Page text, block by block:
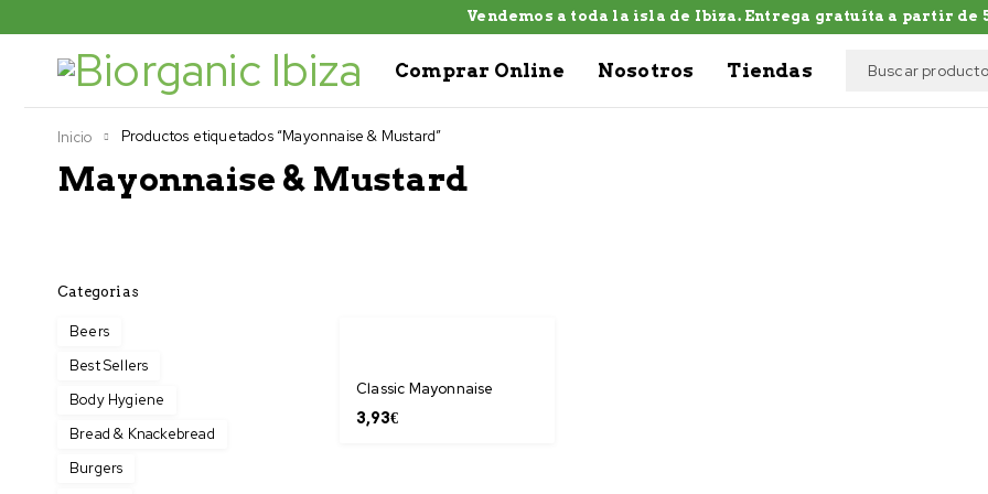
Vendemos a toda la isla de Ibiza. Entrega gratuíta a partir de
Comprar Online Nosotros Tiendas
Mayonnaise & Mustard
Inicio Productos etiquetados “Mayonnaise & Mustard”
Categorias
Beers
Best Sellers
Body Hygiene
Bread & Knackebread
Burgers
Classic Mayonnaise
3,93€